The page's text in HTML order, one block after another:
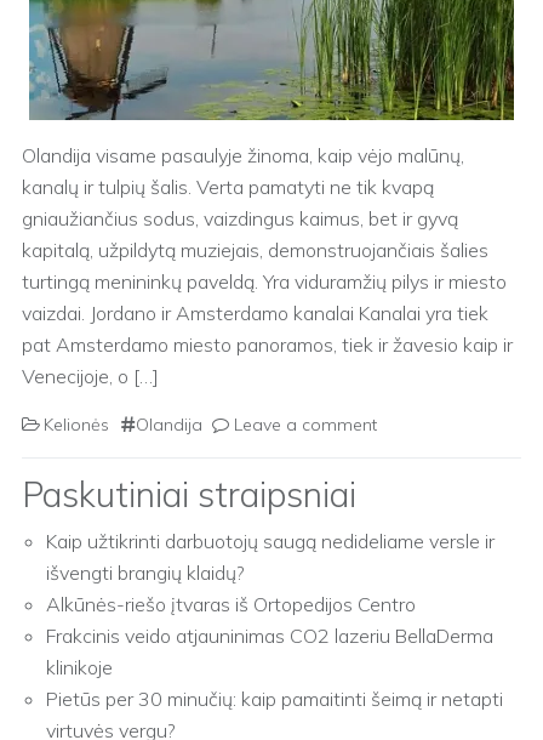
Olandija visame pasaulyje žinoma, kaip vėjo malūnų,
kanalų ir tulpių šalis. Verta pamatyti ne tik kvapą
gniaužiančius sodus, vaizdingus kaimus, bet ir gyvą
kapitalą, užpildytą muziejais, demonstruojančiais šalies
turtingą menininkų paveldą. Yra viduramžių pilys ir miesto
vaizdai. Jordano ir Amsterdamo kanalai Kanalai yra tiek
pat Amsterdamo miesto panoramos, tiek ir žavesio kaip ir
Venecijoje, o […]
Kelionės Olandija Leave a comment
Paskutiniai straipsniai
Kaip užtikrinti darbuotojų saugą nedideliame versle ir
išvengti brangių klaidų?
Alkūnės-riešo įtvaras iš Ortopedijos Centro
Frakcinis veido atjauninimas CO2 lazeriu BellaDerma
klinikoje
Pietūs per 30 minučių: kaip pamaitinti šeimą ir netapti
virtuvės vergu?